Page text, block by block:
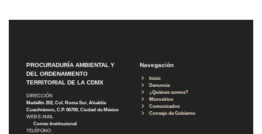
PROCURADURÍA AMBIENTAL Y
DEL ORDENAMIENTO
TERRITORIAL DE LA CDMX
DIRECCIÓN
Medellín 202, Col. Roma Sur, Alcaldía
Cuauhtémoc, C.P. 06700, Ciudad de México
WEB E-MAIL
Correo Institucional
TELÉFONO
Navegación
Inicio
Denuncia
¿Quiénes somos?
Micrositios
Comunicados
Consejo de Gobierno